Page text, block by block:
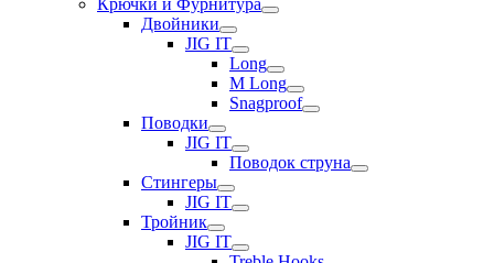
Крючки и Фурнитура
Двойники
JIG IT
Long
M Long
Snagproof
Поводки
JIG IT
Поводок струна
Стингеры
JIG IT
Тройник
JIG IT